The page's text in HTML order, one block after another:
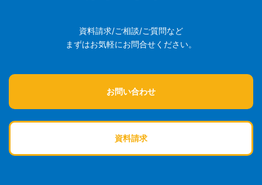
資料請求/ご相談/ご質問など
まずはお気軽にお問合せください。
お問い合わせ
資料請求